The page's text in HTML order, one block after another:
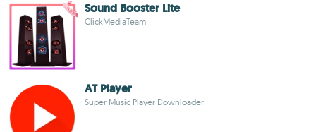
Sound Booster Lite
ClickMediaTeam
AT Player
Super Music Player Downloader